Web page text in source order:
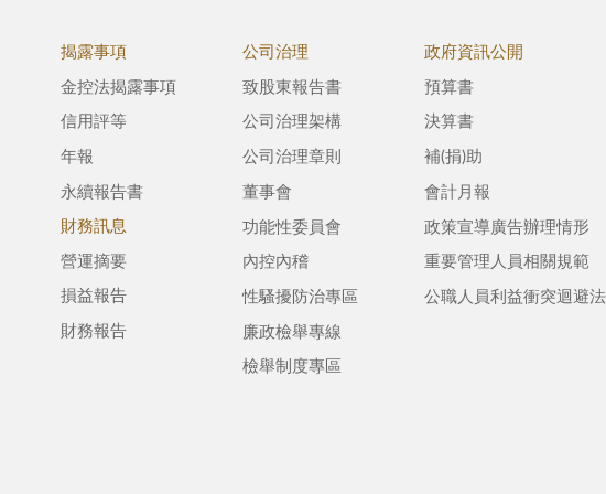
揭露事項
金控法揭露事項
信用評等
年報
永續報告書
財務訊息
營運摘要
損益報告
財務報告
公司治理
致股東報告書
公司治理架構
公司治理章則
董事會
功能性委員會
內控內稽
性騷擾防治專區
廉政檢舉專線
檢舉制度專區
政府資訊公開
預算書
決算書
補(捐)助
會計月報
政策宣導廣告辦理情形
重要管理人員相關規範
公職人員利益衝突迴避